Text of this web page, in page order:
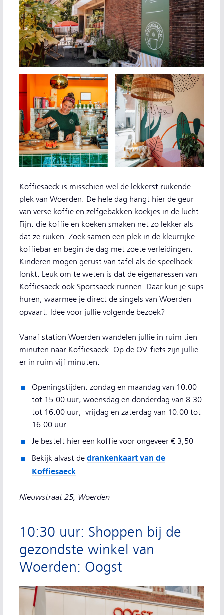
Koffiesaeck is misschien wel de lekkerst ruikende
plek van Woerden. De hele dag hangt hier de geur
van verse koffie en zelfgebakken koekjes in de lucht.
Fijn: die koffie en koeken smaken net zo lekker als
dat ze ruiken. Zoek samen een plek in de kleurrijke
koffiebar en begin de dag met zoete verleidingen.
Kinderen mogen gerust van tafel als de speelhoek
lonkt. Leuk om te weten is dat de eigenaressen van
Koffiesaeck ook Sportsaeck runnen. Daar kun je sups
huren, waarmee je direct de singels van Woerden
opvaart. Idee voor jullie volgende bezoek?
Vanaf station Woerden wandelen jullie in ruim tien
minuten naar Koffiesaeck. Op de OV-fiets zijn jullie
er in ruim vijf minuten.
Openingstijden: zondag en maandag van 10.00
tot 15.00 uur, woensdag en donderdag van 8.30
tot 16.00 uur, vrijdag en zaterdag van 10.00 tot
16.00 uur
Je bestelt hier een koffie voor ongeveer € 3,50
Bekijk alvast de drankenkaart van de
Koffiesaeck
Nieuwstraat 25, Woerden
10:30 uur: Shoppen bij de
gezondste winkel van
Woerden: Oogst